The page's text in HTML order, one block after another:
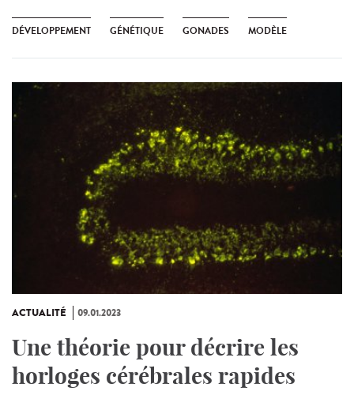
DÉVELOPPEMENT GÉNÉTIQUE GONADES MODÈLE
ACTUALITÉ 09.01.2023
Une théorie pour décrire les
horloges cérébrales rapides